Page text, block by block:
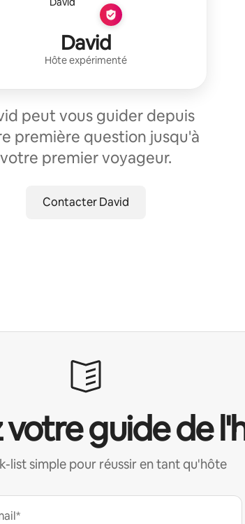
David
Hôte expérimenté
peut vous guider depuis
première question jusqu'à
votre premier voyageur.
Contacter David
guide de
list simple pour réussir en tant qu'hôte